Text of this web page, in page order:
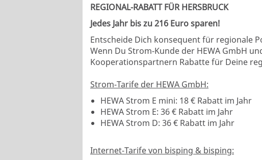
REGIONAL-RABATT FÜR HERSBRUCK
Jedes Jahr bis zu 216 Euro sparen!
Entscheide Dich konsequent für regionale
Wenn Du Strom-Kunde der HEWA GmbH
Kooperationspartnern Rabatte für Deine
Strom-Tarife der HEWA GmbH:
HEWA Strom E mini: 18 € Rabatt im Jahr
HEWA Strom E: 36 € Rabatt im Jahr
HEWA Strom D: 36 € Rabatt im Jahr
Internet-Tarife von bisping & bisping: